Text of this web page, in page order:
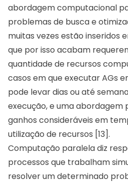
abordagem computacional
problemas de busca e
muitas vezes estão inseridos
que por isso acabam
quantidade de recursos
casos em que executar AGs
pode levar dias ou até
execução, e uma
ganhos consideráveis em
utilização de recursos [13].
Computação paralela diz
processos que trabalham
resolver um determinado